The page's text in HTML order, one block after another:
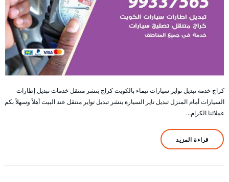
كراج خدمة تبديل تواير سيارات تيماء بالكويت كراج بنشر متنقل خدمات تبديل إطارات
السيارات أمام المنزل تبديل تاير السيارة بنشر تبديل تواير متنقل عند البيت أهلاً وسهلاً بكم
عملائنا الكرام…
قراءة المزيد